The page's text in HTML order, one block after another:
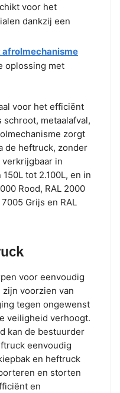
voor het
dankzij een
afrolmechanisme
oplossing met
voor het efficiënt
metaalafval,
zorgt
de heftruck, zonder
in
tot 2.100L, en in
Rood, RAL 2000
7005 Grijs en RAL
voor eenvoudig
voorzien van
tegen ongewenst
veiligheid verhoogt.
kan de bestuurder
eenvoudig
en heftruck
en storten
en